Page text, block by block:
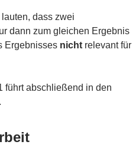
dass zwei
dann zum gleichen Ergebnis
Ergebnisses nicht relevant für
führt abschließend in den